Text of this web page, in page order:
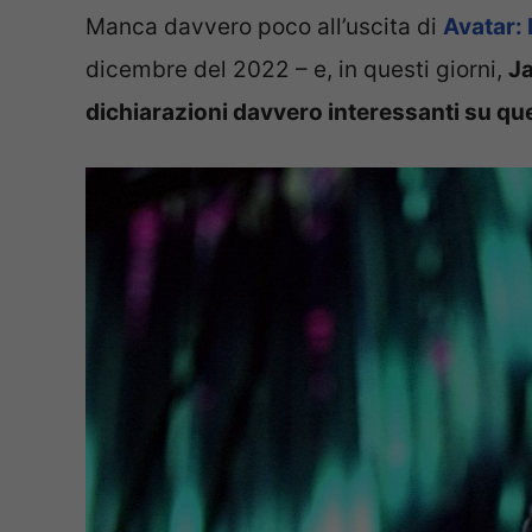
Manca davvero poco all’uscita di Avatar:
dicembre del 2022 – e, in questi giorni,
dichiarazioni davvero interessanti su